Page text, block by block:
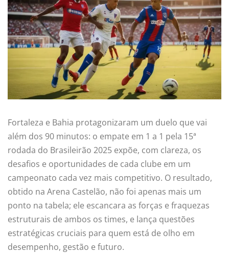
Fortaleza e Bahia protagonizaram um duelo que vai
além dos 90 minutos: o empate em 1 a 1 pela 15ª
rodada do Brasileirão 2025 expõe, com clareza, os
desafios e oportunidades de cada clube em um
campeonato cada vez mais competitivo. O resultado,
obtido na Arena Castelão, não foi apenas mais um
ponto na tabela; ele escancara as forças e fraquezas
estruturais de ambos os times, e lança questões
estratégicas cruciais para quem está de olho em
desempenho, gestão e futuro.